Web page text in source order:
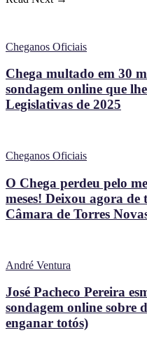
Cheganos Oficiais
Chega multado em 30
sondagem online que
Legislativas de 2025
Cheganos Oficiais
O Chega perdeu pelo
meses! Deixou agora de
Câmara de Torres
André Ventura
José Pacheco Pereira
sondagem online sobre
enganar totós)